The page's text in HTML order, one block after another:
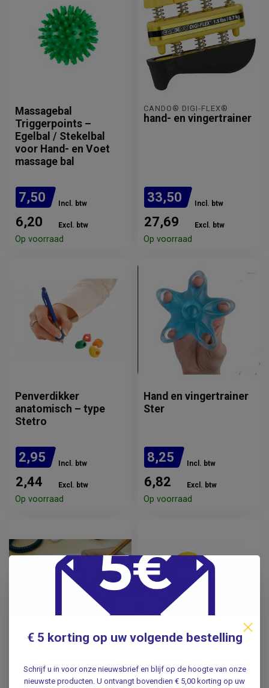
Massagebal
Triggerpoints –
Egelbal / Stekelbal
voor Hand- en Voet
massage bal
7,50 Incl. btw
6,20 Excl. btw
Op voorraad
CANDO® DIGI-FLEX®
hand- en vingertrainer
33,50 Incl. btw
27,69 Excl. btw
Op voorraad
Penverdikker
anatomisch – type
Stetro
2,95 Incl. btw
2,44 Excl. btw
Op voorraad
Hand en vingertrainer
Ster
8,25 Incl. btw
6,82 Excl. btw
Op voorraad
potlood en pengreep -
set van 3 stuks
trainer - foam
€ 5 korting op uw volgende bestelling
Schrijf u in voor onze nieuwsbrief en blijf op de hoogte van onze
nieuwste producten. U ontvangt bovendien € 5,00 korting op uw